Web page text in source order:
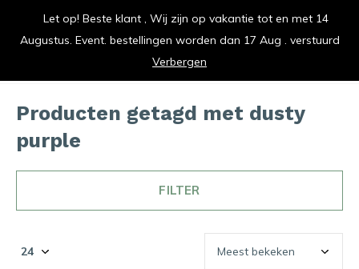
vrolijk je keuken op
Producten getagd met dusty
purple
FILTER
Let op! Beste klant , Wij zijn op vakantie tot en met 14
Augustus. Event. bestellingen worden dan 17 Aug . verstuurd
Verbergen